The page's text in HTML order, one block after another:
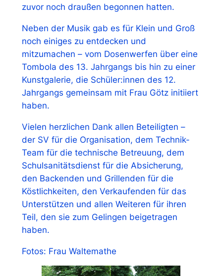
zuvor noch draußen begonnen hatten.
Neben der Musik gab es für Klein und Groß
noch einiges zu entdecken und
mitzumachen – vom Dosenwerfen über eine
Tombola des 13. Jahrgangs bis hin zu einer
Kunstgalerie, die Schüler:innen des 12.
Jahrgangs gemeinsam mit Frau Götz initiiert
haben.
Vielen herzlichen Dank allen Beteiligten –
der SV für die Organisation, dem Technik-
Team für die technische Betreuung, dem
Schulsanitätsdienst für die Absicherung,
den Backenden und Grillenden für die
Köstlichkeiten, den Verkaufenden für das
Unterstützen und allen Weiteren für ihren
Teil, den sie zum Gelingen beigetragen
haben.
Fotos: Frau Waltemathe